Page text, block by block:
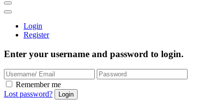
Login
Register
Enter your username and password to login.
Remember me
Lost password?